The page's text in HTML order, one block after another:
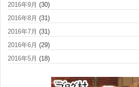
2016年9月 (30)
2016年8月 (31)
2016年7月 (31)
2016年6月 (29)
2016年5月 (18)